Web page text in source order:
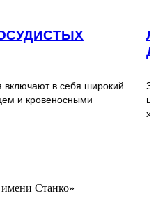
ОПОРНО-
АППАРАТА
двигательного аппарата
связанных с
Станко»